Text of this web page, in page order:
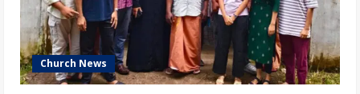
Church News